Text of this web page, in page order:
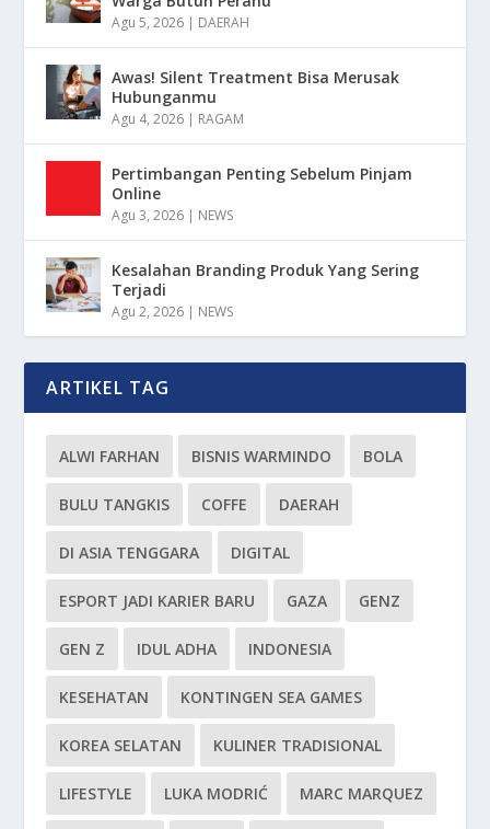
Agu 5, 2026 | DAERAH
Awas! Silent Treatment Bisa Merusak
Hubunganmu
Agu 4, 2026 | RAGAM
Pertimbangan Penting Sebelum Pinjam
Online
Agu 3, 2026 | NEWS
Kesalahan Branding Produk Yang Sering
Terjadi
Agu 2, 2026 | NEWS
ARTIKEL TAG
ALWI FARHAN BISNIS WARMINDO BOLA
BULU TANGKIS COFFE DAERAH
DI ASIA TENGGARA DIGITAL
ESPORT JADI KARIER BARU GAZA GENZ
GEN Z IDUL ADHA INDONESIA
KESEHATAN KONTINGEN SEA GAMES
KOREA SELATAN KULINER TRADISIONAL
LIFESTYLE LUKA MODRIĆ MARC MARQUEZ